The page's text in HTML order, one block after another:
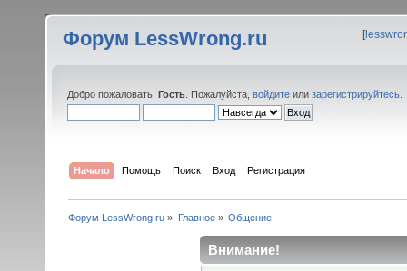
Форум LessWrong.ru [
Добро пожаловать, Гость . Пожалуйста, войдите или зарегистрируйтесь
Начало Помощь Поиск Вход Регистрация
Форум LessWrong.ru » Главное» Общение
Внимание!